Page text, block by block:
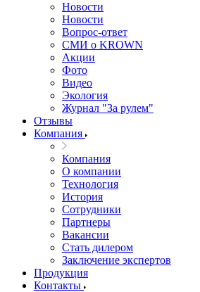
Новости
Новости
Вопрос-ответ
СМИ о KROWN
Акции
Фото
Видео
Экология
Журнал "За рулем"
Отзывы
Компания
Компания
О компании
Технология
История
Сотрудники
Партнеры
Вакансии
Стать дилером
Заключение экспертов
Продукция
Контакты